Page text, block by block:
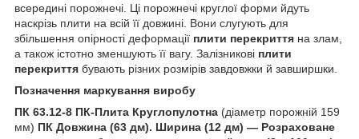
всередині порожнечі. Ці порожнечі круглої форми йдуть
наскрізь плити на всій її довжині. Вони слугують для
збільшення опірності деформації плити перекриття на злам,
а також істотно зменшують її вагу. Залізникові плити
перекриття бувають різних розмірів завдовжки й завширшки.
Позначення маркування виробу
ПК 63.12-8 ПК-Плита Круглопулотна (діаметр порожній 159
мм) ПК Довжина (63 дм). Ширина (12 дм) — Розраховане